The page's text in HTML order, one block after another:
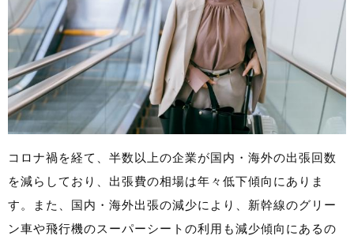
コロナ禍を経て、半数以上の企業が国内・海外の出張回数
を減らしており、出張費の相場は年々低下傾向にありま
す。また、国内・海外出張の減少により、新幹線のグリー
ン車や飛行機のスーパーシートの利用も減少傾向にあるの